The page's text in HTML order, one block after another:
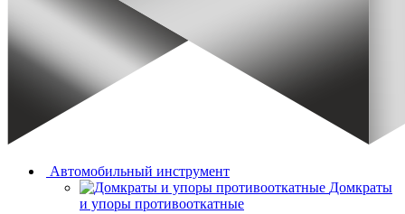
Автомобильный инструмент
Домкраты
и упоры противооткатные